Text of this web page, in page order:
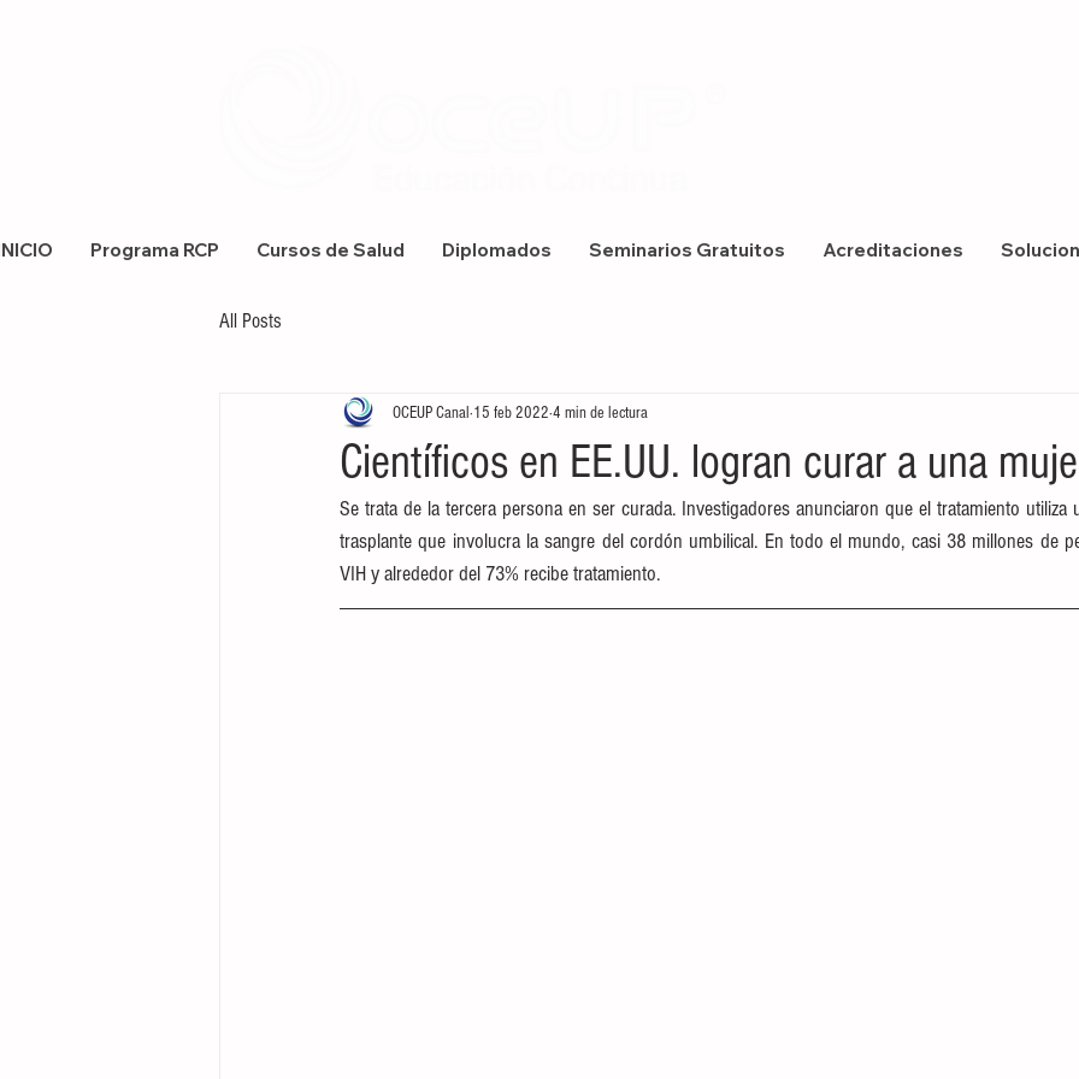
Programa RCP Cursos de Salud Diplomados Seminarios Gratuitos Acreditaciones
All Posts
Científicos en EE.UU. logran curar a una
OCEUP Canal 15 feb 2022 4 min de lectura
Se trata de la tercera persona en ser curada. Investigadores anunciaron que el tratamiento utiliza
trasplante que involucra la sangre del cordón umbilical. En todo el mundo, casi 38 millones de
VIH y alrededor del 73% recibe tratamiento.